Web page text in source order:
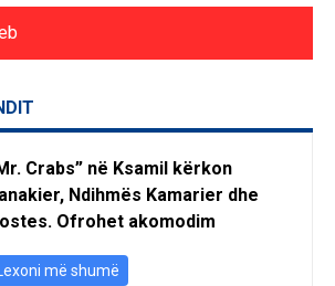
Crabs” në Ksamil kërkon
Ndihmës Kamarier dhe
Ofrohet akomodim
Lexoni më shumë